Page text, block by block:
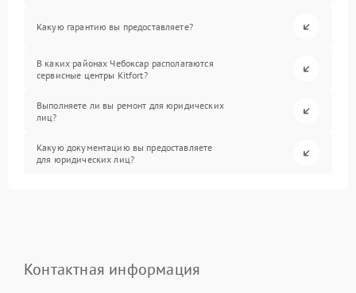
Какую гарантию вы предоставляете?
В каких районах Чебоксар располагаются
сервисные центры Kitfort?
Выполняете ли вы ремонт для юридических
лиц?
Какую документацию вы предоставляете
для юридических лиц?
Контактная информация